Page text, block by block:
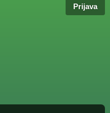
Prijava